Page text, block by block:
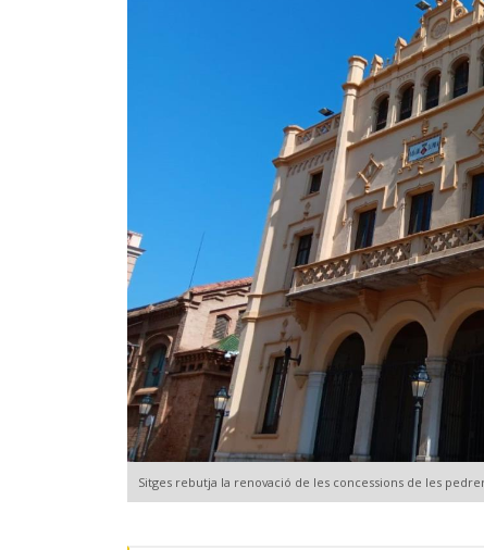
Sitges rebutja la renovació de les concessions de les